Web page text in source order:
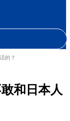
的？
和日本人